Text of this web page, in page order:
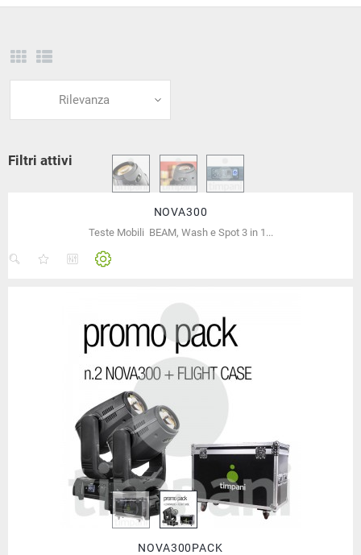
Rilevanza
Filtri attivi
NOVA300
Teste Mobili BEAM, Wash e Spot 3 in 1...
NOVA300PACK